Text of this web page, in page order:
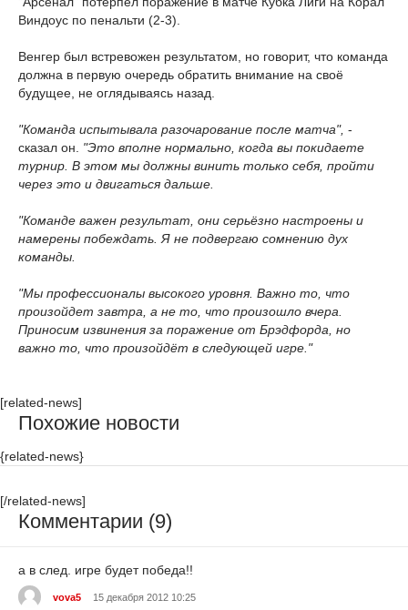
Виндоус по пенальти (2-3).
Венгер был встревожен результатом, но говорит, что команда
должна в первую очередь обратить внимание на своё
будущее, не оглядываясь назад.
"Команда испытывала разочарование после матча", -
сказал он. "Это вполне нормально, когда вы покидаете
турнир. В этом мы должны винить только себя, пройти
через это и двигаться дальше.
"Команде важен результат, они серьёзно настроены и
намерены побеждать. Я не подвергаю сомнению дух
команды.
"Мы профессионалы высокого уровня. Важно то, что
произойдет завтра, а не то, что произошло вчера.
Приносим извинения за поражение от Брэдфорда, но
важно то, что произойдёт в следующей игре."
[related-news]
Похожие новости
{related-news}
[/related-news]
Комментарии (9)
а в след. игре будет победа!!
vova5 15 декабря 2012 10:25